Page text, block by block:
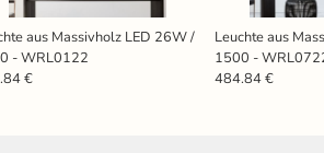
aus Massivholz LED 26W /
- WRL0122
€
Leuchte aus
1500 -
484.84 €